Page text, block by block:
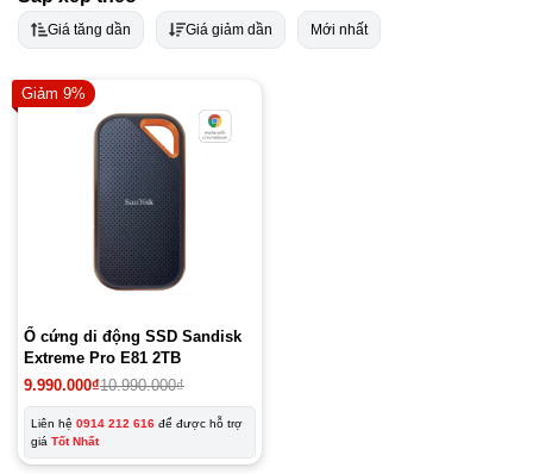
Giá tăng dần Giá giảm dần Mới nhất
Giảm 9%
Ổ cứng di động SSD Sandisk
Extreme Pro E81 2TB
10.990.000₫
Giá
gốc
là:
10.990.000₫.
9.990.000₫
Giá
hiện
tại
là:
9.990.000₫.
Liên hệ 0914 212 616 để được hỗ trợ
giá Tốt Nhất